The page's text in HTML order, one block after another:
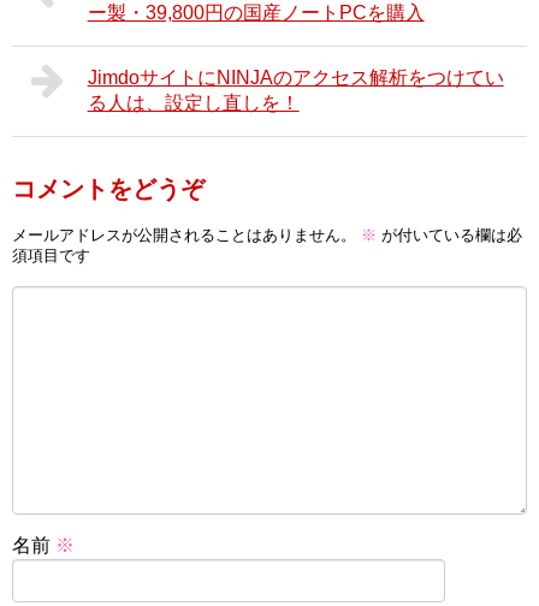
ー製・39,800円の国産ノートPCを購入
JimdoサイトにNINJAのアクセス解析をつけてい
る人は、設定し直しを！
コメントをどうぞ
メールアドレスが公開されることはありません。 ※ が付いている欄は必
須項目です
名前 ※